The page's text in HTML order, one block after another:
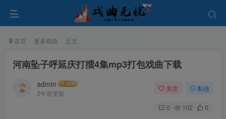
首页 更多戏曲 正文
河南坠子呼延庆打擂4集mp3打包戏曲下载
admin
2年前更新
关注 私信
0 102 0